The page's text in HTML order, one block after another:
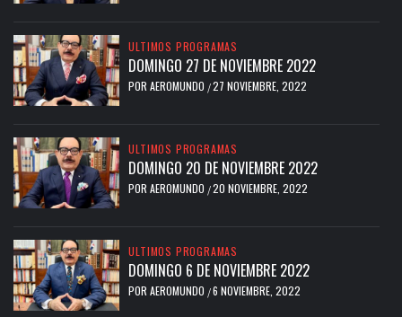
ULTIMOS PROGRAMAS
DOMINGO 27 DE NOVIEMBRE 2022
POR AEROMUNDO /27 NOVIEMBRE, 2022
ULTIMOS PROGRAMAS
DOMINGO 20 DE NOVIEMBRE 2022
POR AEROMUNDO /20 NOVIEMBRE, 2022
ULTIMOS PROGRAMAS
DOMINGO 6 DE NOVIEMBRE 2022
POR AEROMUNDO /6 NOVIEMBRE, 2022